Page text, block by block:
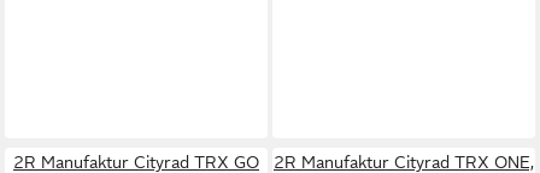
2R Manufaktur Cityrad TRX GO
2R Manufaktur Cityrad TRX ONE,